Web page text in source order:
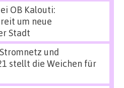
OB Kalouti:
um neue
Stadt
und
stellt die Weichen für